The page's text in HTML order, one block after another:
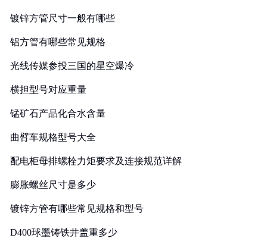
镀锌方管尺寸一般有哪些
铝方管有哪些常见规格
光线传媒参投三国的星空爆冷
横担型号对应重量
锰矿石产品化合水含量
曲臂车规格型号大全
配电柜母排螺栓力矩要求及连接规范详解
膨胀螺丝尺寸是多少
镀锌方管有哪些常见规格和型号
D400球墨铸铁井盖重多少